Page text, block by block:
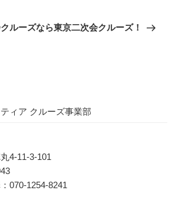
ルーズなら東京二次会クルーズ！
ィア クルーズ事業部
4-11-3-101
070-1254-8241